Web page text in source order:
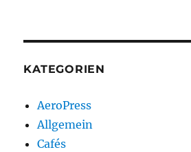
KATEGORIEN
AeroPress
Allgemein
Cafés